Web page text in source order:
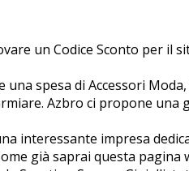
un Codice Sconto per il
spesa di Accessori
Azbro ci propone una
interessante impresa
già saprai questa